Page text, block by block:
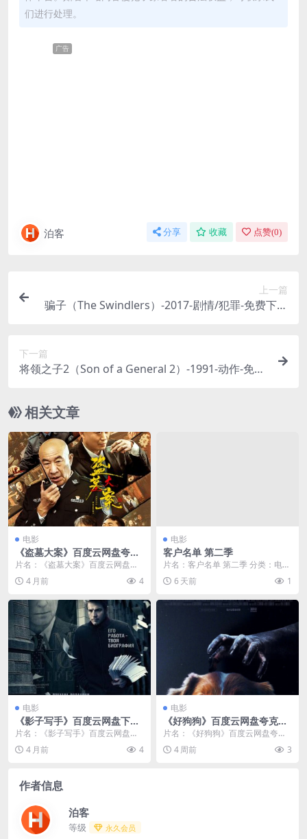
们进行处理。
广告
泊客 分享 收藏 点赞(0)
上一篇
骗子（The Swindlers）-2017-剧情/犯罪-免费下载
演了一出“黑吃黑”的骗中奇案🇰🇷｜ KR
下一篇
将领之子2（Son of a General 2）-1991-动作-免费
后，曾经的“将领之子”，将面临来自新势力的挑
战，为守护自己的荣誉与地盘，再战江湖🇰🇷｜ KR
相关文章
电影
《盗墓大案》百度云网盘夸克
下载.阿里云盘.中字.(2026)
片名：《盗墓大案》百度云网盘夸
克下载.阿里云盘.中字.(2026) 分
类：电影 ...
4 月前 4
电影
客户名单 第二季
片名：客户名单 第二季 分类：电影
详情介绍 《客户名单 第二季》免费
在线观看，...
6 天前 1
电影
《影子写手》百度云网盘下载.
阿里云盘.英语中字.(2010)
片名：《影子写手》百度云网盘下
载.阿里云盘.英语中字.(2010) 分
类：电影 ...
4 月前 4
电影
《好狗狗》百度云网盘夸克下
载.阿里云盘.中字.(2025)
片名：《好狗狗》百度云网盘夸克
下载.阿里云盘.中字.(2025) 分类：
电影 又...
4 周前 3
作者信息
泊客
等级 永久会员